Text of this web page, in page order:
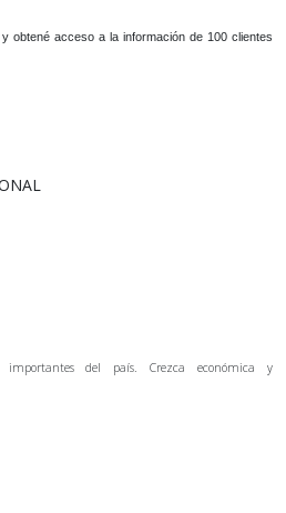
obtené acceso a la información de 100 clientes
del país. Crezca económica y